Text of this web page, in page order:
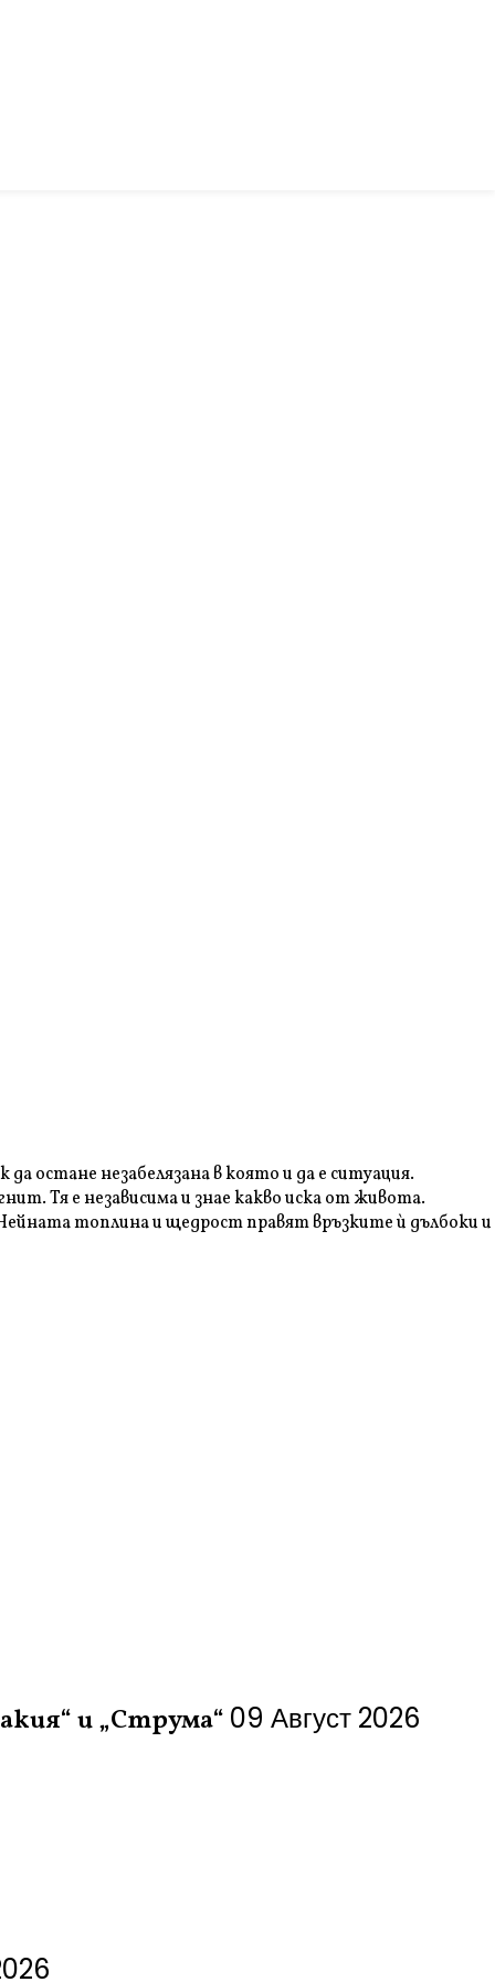
остане незабелязана в която и да е ситуация.
Тя е независима и знае какво иска от живота.
топлина и щедрост правят връзките ѝ дълбоки и
и „Струма“ 09 Август 2026